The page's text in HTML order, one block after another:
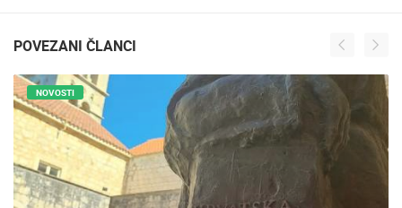
POVEZANI ČLANCI
NOVOSTI